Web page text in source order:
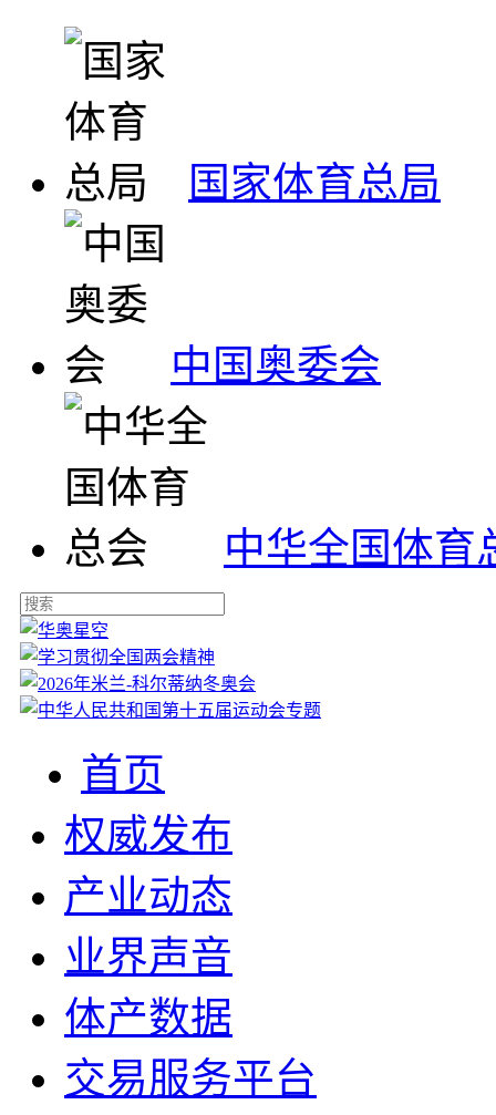
国家体育总局
中国奥委会
中华全国体育
首页
权威发布
产业动态
业界声音
体产数据
交易服务平台